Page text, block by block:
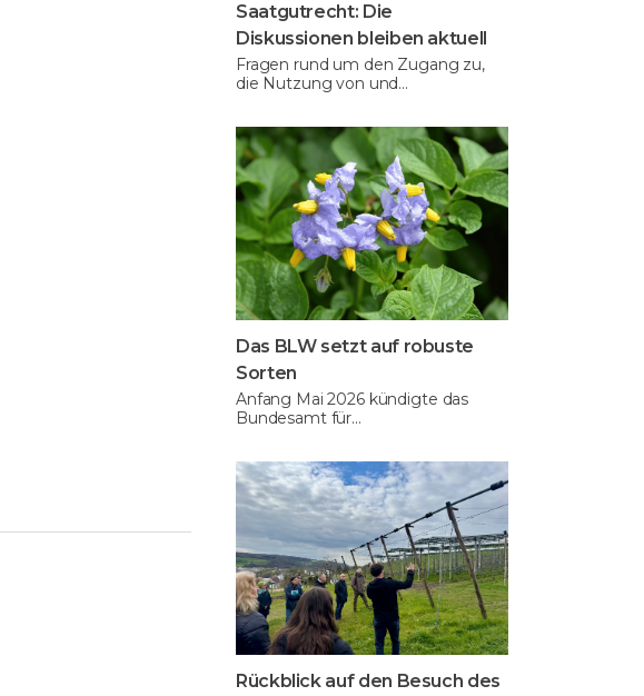
Saatgutrecht: Die
Diskussionen bleiben aktuell
Fragen rund um den Zugang zu,
die Nutzung von und…
Das BLW setzt auf robuste
Sorten
Anfang Mai 2026 kündigte das
Bundesamt für…
Rückblick auf den Besuch des